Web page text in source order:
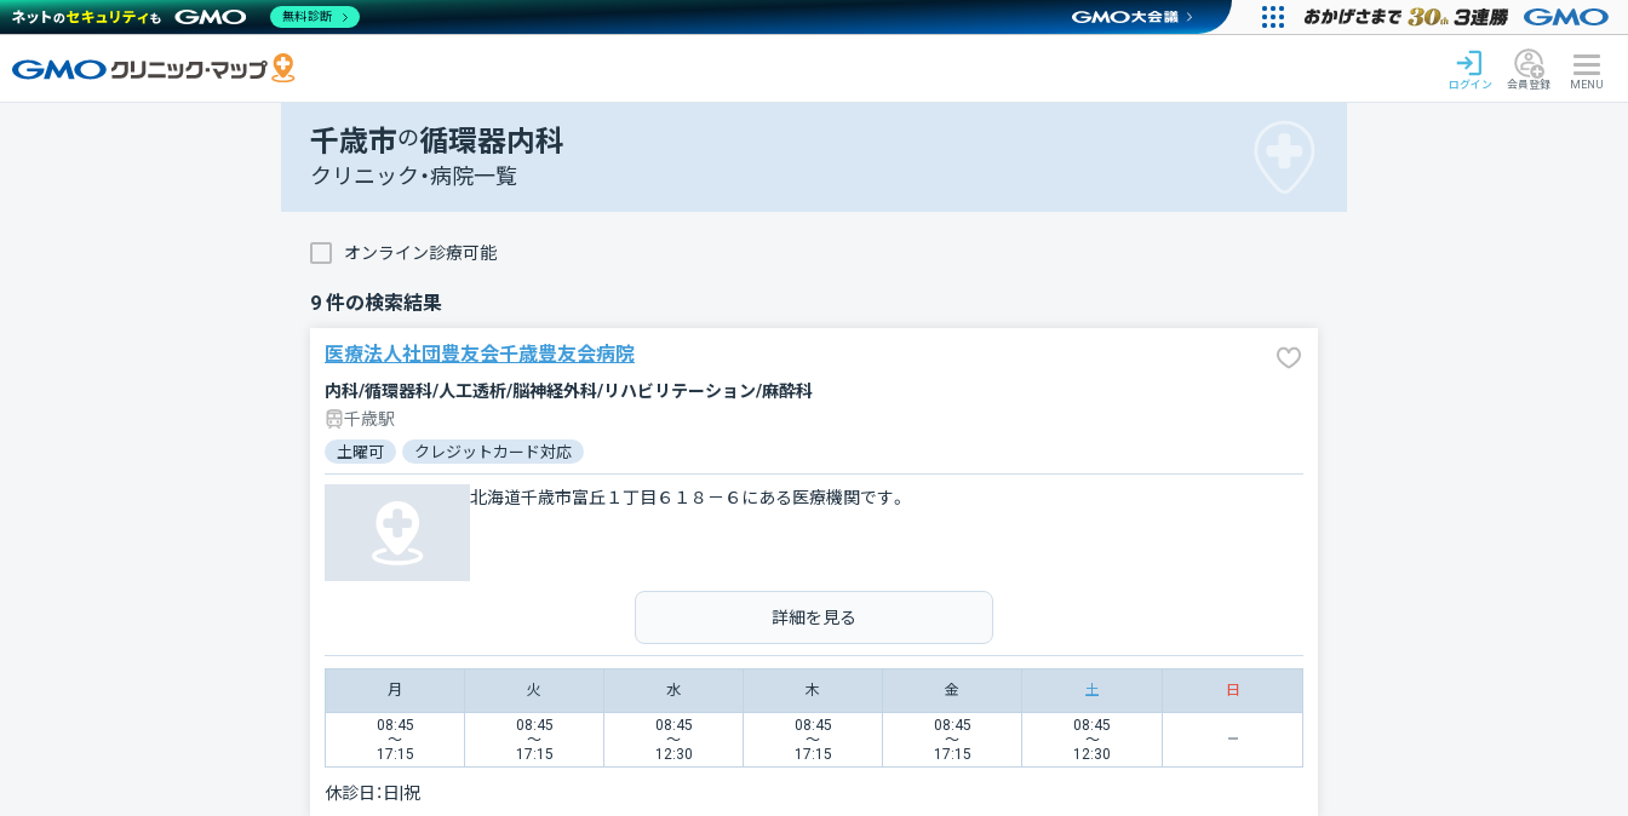
ログイン 会員登録 MENU
千歳市の循環器内科
クリニック・病院一覧
オンライン診療可能
9 件の検索結果
医療法人社団豊友会千歳豊友会病院
内科/循環器科/人工透析/脳神経外科/リハビリテーション/麻酔科
千歳駅
土曜可 クレジットカード対応
北海道千歳市富丘１丁目６１８－６にある医療機関です。
詳細を見る
月 火 水 木 金 土 日
08:45
〜
17:15
08:45
〜
17:15
08:45
〜
12:30
08:45
〜
17:15
08:45
〜
17:15
08:45
〜
12:30
休診日： 日|祝
無料診断